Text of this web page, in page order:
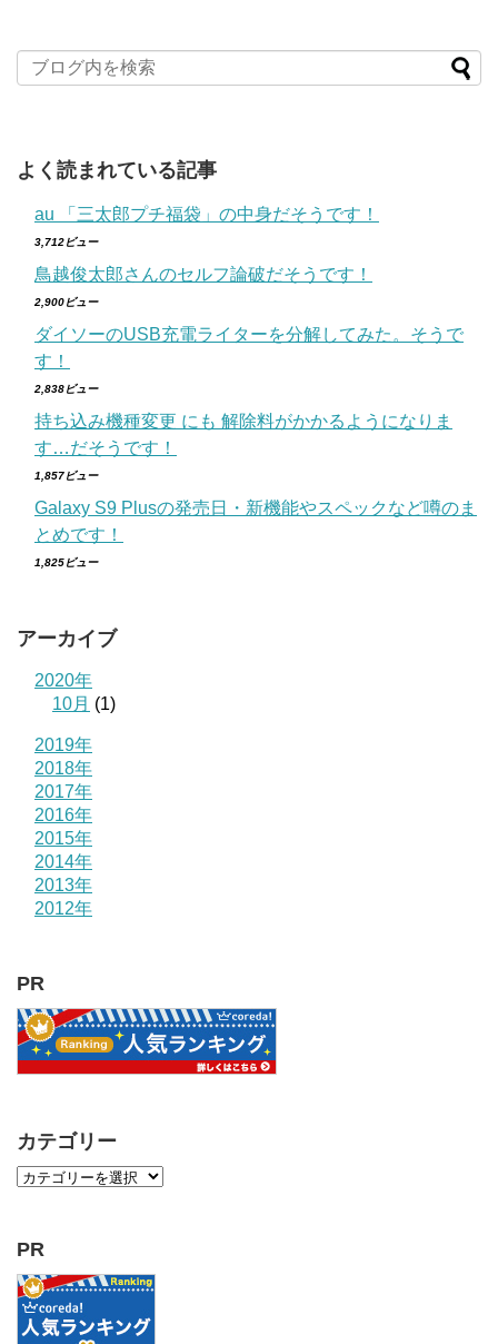
よく読まれている記事
au 「三太郎プチ福袋」の中身だそうです！
3,712ビュー
鳥越俊太郎さんのセルフ論破だそうです！
2,900ビュー
ダイソーのUSB充電ライターを分解してみた。そうで
す！
2,838ビュー
持ち込み機種変更 にも 解除料がかかるようになりま
す…だそうです！
1,857ビュー
Galaxy S9 Plusの発売日・新機能やスペックなど噂のま
とめです！
1,825ビュー
アーカイブ
2020年
10月 (1)
2019年
2018年
2017年
2016年
2015年
2014年
2013年
2012年
PR
カテゴリー
PR